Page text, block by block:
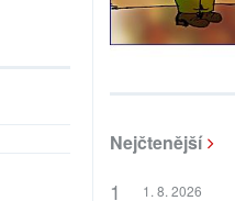
Nejčtenější
1. 8. 2026